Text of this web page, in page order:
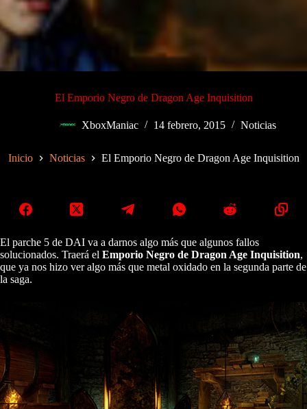
El Emporio Negro de Dragon Age Inquisition
XboxManiac 14 febrero, 2015 Noticias
Inicio Noticias El Emporio Negro de Dragon Age Inquisition
El parche 5 de DAI va a darnos algo más que algunos fallos
solucionados. Traerá el Emporio Negro de Dragon Age Inquisition,
que ya nos hizo ver algo más que metal oxidado en la segunda parte de
la saga.